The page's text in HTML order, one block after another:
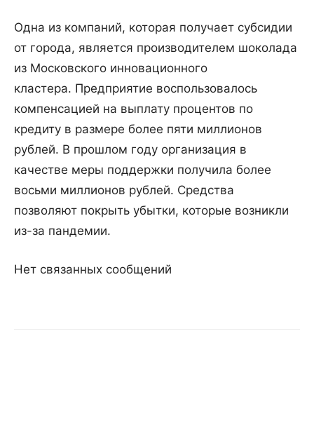
Одна из компаний, которая получает субсидии
от города, является производителем шоколада
из Московского инновационного
кластера. Предприятие воспользовалось
компенсацией на выплату процентов по
кредиту в размере более пяти миллионов
рублей. В прошлом году организация в
качестве меры поддержки получила более
восьми миллионов рублей. Средства
позволяют покрыть убытки, которые возникли
из-за пандемии.
Нет связанных сообщений